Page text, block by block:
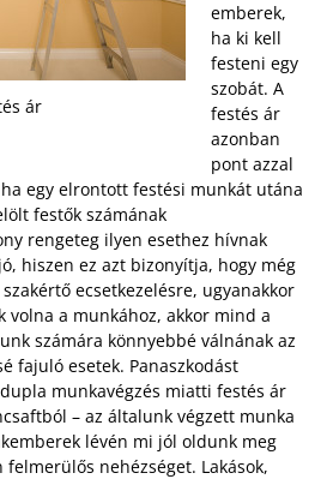
ár
emberek,
ha ki kell
festeni egy
szobát. A
festés ár
azonban
pont azzal
egy elrontott festési munkát utána
festők számának
rengeteg ilyen esethez hívnak
hiszen ez azt bizonyítja, hogy még
ecsetkezelésre, ugyanakkor
volna a munkához, akkor mind a
számára könnyebbé válnának az
fajuló esetek. Panaszkodást
munkavégzés miatti festés ár
– az általunk végzett munka
lévén mi jól oldunk meg
felmerülős nehézséget. Lakások,